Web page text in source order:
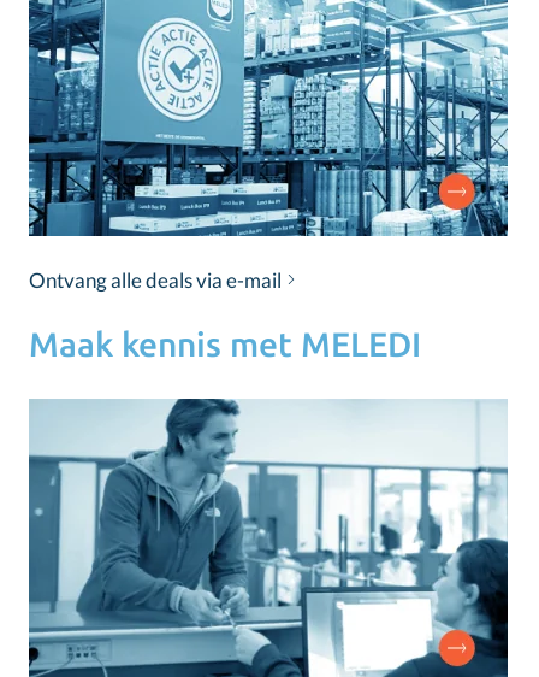
Ontvang alle deals via e-mail
Maak kennis met MELEDI